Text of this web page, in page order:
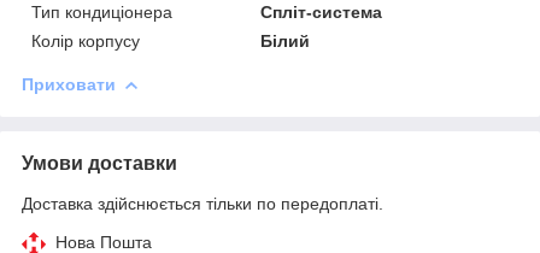
Тип кондиціонера
Спліт-система
Колір корпусу
Білий
Приховати
Умови доставки
Доставка здійснюється тільки по передоплаті.
Нова Пошта